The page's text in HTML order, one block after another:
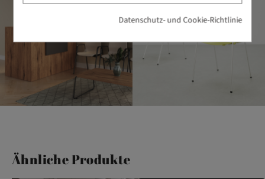
Ähnliche Produkte
Datenschutz- und Cookie-Richtlinie